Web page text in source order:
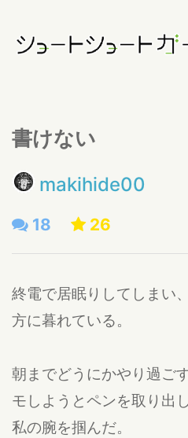
書けない
makihide00
18 26
終電で居眠りしてしまい
方に暮れている。
朝までどうにかやり過ご
モしようとペンを取り出
私の腕を掴んだ。